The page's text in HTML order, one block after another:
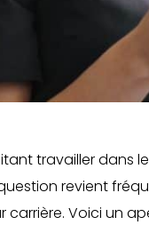
travailler dans
revient
Voici un